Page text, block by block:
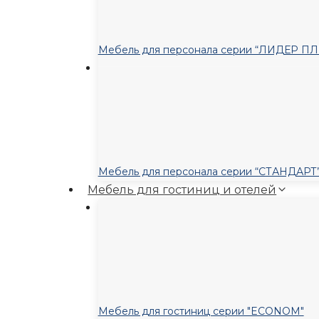
Мебель для персонала серии “ЛИДЕР
Мебель для персонала серии
Мебель для гостиниц и отелей
Мебель для гостиниц серии "ECONOM"